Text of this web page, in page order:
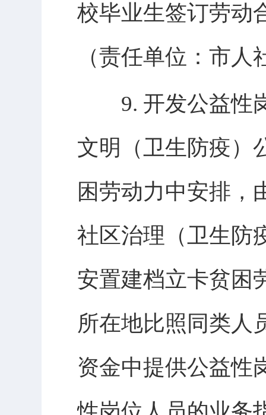
校毕业生签订劳动
（责任单位：市人
9. 开发公益性岗
文明（卫生防疫）
困劳动力中安排，
社区治理（卫生防
安置建档立卡贫困
所在地比照同类人
资金中提供公益性